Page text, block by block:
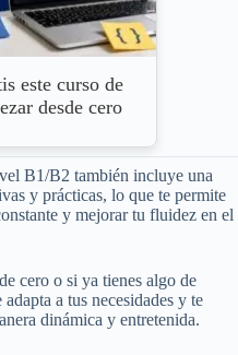
este curso de
desde cero
B1/B2 también incluye una
y prácticas, lo que te permite
y mejorar tu fluidez en el
cero o si ya tienes algo de
a tus necesidades y te
dinámica y entretenida.